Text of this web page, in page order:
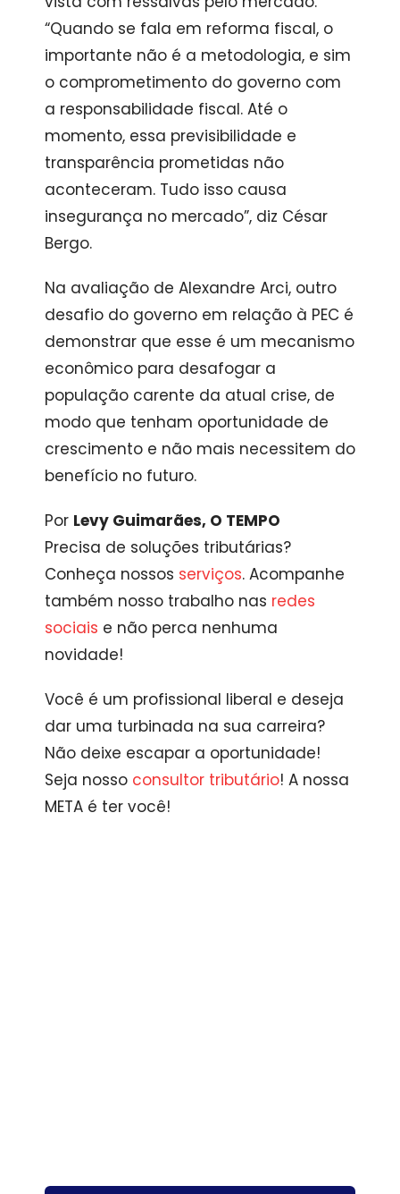
“Quando se fala em reforma fiscal, o
importante não é a metodologia, e sim
o comprometimento do governo com
a responsabilidade fiscal. Até o
momento, essa previsibilidade e
transparência prometidas não
aconteceram. Tudo isso causa
insegurança no mercado”, diz César
Bergo.
Na avaliação de Alexandre Arci, outro
desafio do governo em relação à PEC é
demonstrar que esse é um mecanismo
econômico para desafogar a
população carente da atual crise, de
modo que tenham oportunidade de
crescimento e não mais necessitem do
benefício no futuro.
Por Levy Guimarães, O TEMPO
Precisa de soluções tributárias?
Conheça nossos serviços. Acompanhe
também nosso trabalho nas redes
sociais e não perca nenhuma
novidade!
Você é um profissional liberal e deseja
dar uma turbinada na sua carreira?
Não deixe escapar a oportunidade!
Seja nosso consultor tributário! A nossa
META é ter você!